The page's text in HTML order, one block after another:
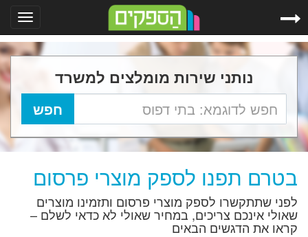
נותני שירות מומלצים למשרד
בטרם תפנו לספק מוצרי פרסום
לפני שתתקשרו לספק מוצרי פרסום ותזמינו מוצרים
שאולי אינכם צריכים, במחיר שאולי לא כדאי לשלם –
קראו את הדגשים הבאים